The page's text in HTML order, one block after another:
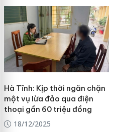
Hà Tĩnh: Kịp thời ngăn chặn
một vụ lừa đảo qua điện
thoại gần 60 triệu đồng
18/12/2025